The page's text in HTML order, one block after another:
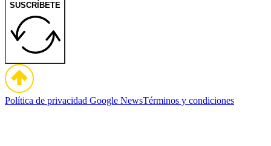
SUSCRÍBETE
Política de privacidad Google NewsTérminos y condiciones